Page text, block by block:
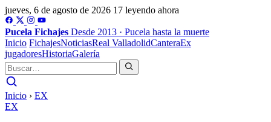
jueves, 6 de agosto de 2026 17 leyendo ahora
Pucela Fichajes Desde 2013 · Pucela hasta la muerte
Inicio FichajesNoticiasReal ValladolidCanteraEx
jugadoresHistoriaGalería
Inicio › EX
EX